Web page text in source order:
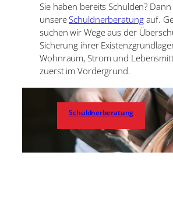
Sie haben bereits Schulden?
unsereSchuldnerberatungauf.
suchen wir Wege aus der
Sicherung ihrer
Wohnraum, Strom und
zuerst im Vordergrund.
Schuldnerberatung